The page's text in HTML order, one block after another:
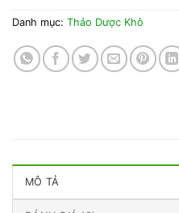
Danh mục: Thảo Dược Khô
MÔ TẢ